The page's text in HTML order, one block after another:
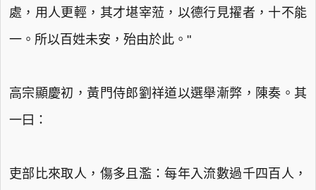
處，用人更輕，其才堪宰蒞，以德行見擢者，十不能
一。所以百姓未安，殆由於此。"
高宗顯慶初，黃門侍郎劉祥道以選舉漸弊，陳奏。其
一曰：
吏部比來取人，傷多且濫：每年入流數過千四百人，